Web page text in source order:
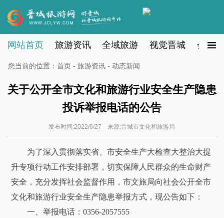
网站首页 旅游资讯 全域旅游 视觉晋城 会员
您当前的位置： 首页 - 旅游资讯 - 动态新闻
关于公开全市文化和旅游行业安全生产隐患
投诉举报电话的公告
发布时间:2022/6/27 来源:晋城市文化和旅游局
为了深入贯彻落实省、市安全生产大检查大整治大提
升专项行动工作安排部署，切实保障人民群众的生命财产
安全，充分发挥社会监督作用，市文旅局向社会公开全市
文化和旅游行业安全生产隐患举报方式，现公告如下：
一、举报电话：0356-2057555